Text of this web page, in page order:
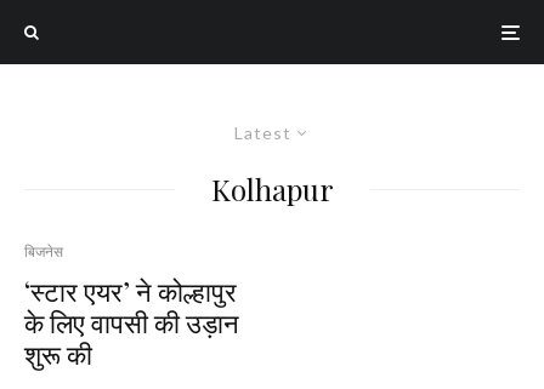
Latest
Kolhapur
बिजनेस
‘स्टार एयर’ ने कोल्हापुर
के लिए वापसी की उड़ान
शुरू की